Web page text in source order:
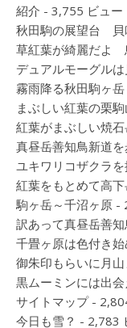
紹介 - 3,755 ビュー
秋田駒の展望台 貝
草紅葉が綺麗だよ
デュアルモーグル
霧雨降る秋田駒ヶ岳
まぶしい紅葉の栗駒
紅葉がまぶしい焼石
真昼岳善知鳥新道を
ユキワリコザクラ
紅葉をもとめて高
駒ヶ岳～千沼ヶ原 -
訳あって真昼岳善知
千畳ヶ原は色付き始
御朱印もらいに月
黒ムーミンには出会
サイトマップ-
今日も雪？ - 2,783